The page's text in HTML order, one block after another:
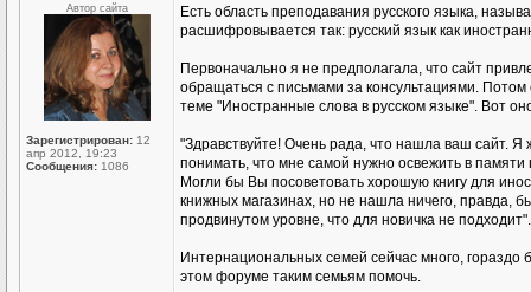
Автор сайта
Зарегистрирован: 12
апр 2012, 19:23
Сообщения: 1086
Есть область преподавания русского языка,
расшифровывается так: русский язык как
Первоначально я не предполагала, что сайт
обращаться с письмами за консультациями.
теме "Иностранные слова в русском языке". Вот
"Здравствуйте! Очень рада, что нашла ваш сайт. Я
понимать, что мне самой нужно освежить в памяти
Могли бы Вы посоветовать хорошую книгу для
книжных магазинах, но не нашла ничего, правда,
продвинутом уровне, что для новичка не подходит".
Интернациональных семей сейчас много,
этом форуме таким семьям помочь.